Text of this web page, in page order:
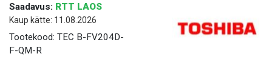
Saadavus: RTT LAOS
Kaup kätte: 11.08.2026
Tootekood: TEC B-FV204D-
F-QM-R